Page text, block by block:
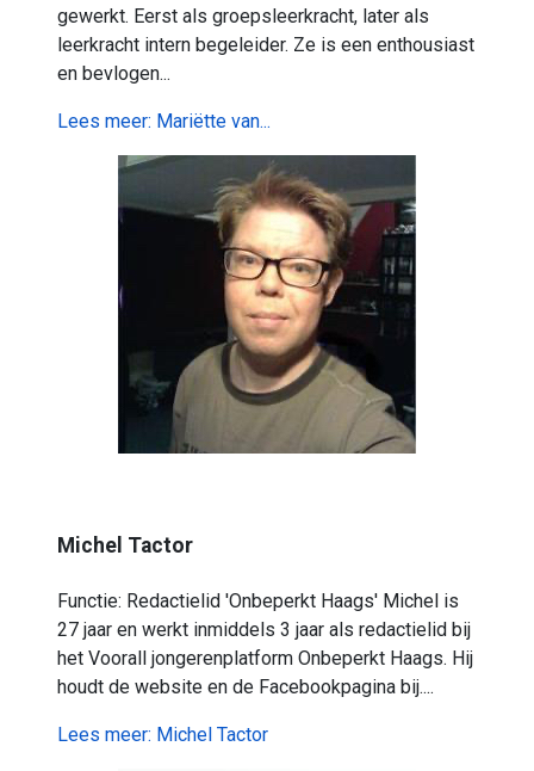
gewerkt. Eerst als groepsleerkracht, later als
leerkracht intern begeleider. Ze is een enthousiast
en bevlogen...
Lees meer: Mariëtte van...
Michel Tactor
Functie: Redactielid 'Onbeperkt Haags' Michel is
27 jaar en werkt inmiddels 3 jaar als redactielid bij
het Voorall jongerenplatform Onbeperkt Haags. Hij
houdt de website en de Facebookpagina bij....
Lees meer: Michel Tactor